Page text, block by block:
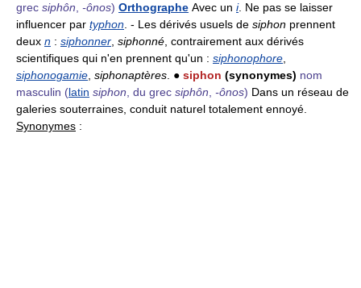
grec siphôn -ônos) Orthographe Avec un i. Ne pas se laisser
influencer par typhon . - Les dérivés usuels de siphon prennent
deux n : siphonner siphonné , contrairement aux dérivés
scientifiques qui n'en prennent qu'un : siphonophore
siphonogamie siphonaptères . ● siphon (synonymes) nom
masculin (latin siphon , du grec siphôn -ônos) Dans un réseau de
galeries souterraines, conduit naturel totalement ennoyé.
Synonymes :